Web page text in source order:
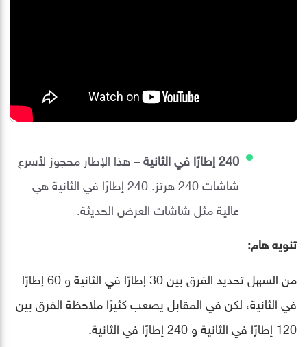
240 إطارًا في الثانية
– هذا الإطار محجوز لأسرع
شاشات 240 هرتز. 240 إطارًا في الثانية هي
عالية مثل شاشات العرض الحديثة.
تنويه هام:
من السهل تحديد الفرق بين 30 إطارًا في الثانية و 60 إطارًا
في الثانية، لكن في المقابل يصعب كثيرًا ملاحظة الفرق بين
120 إطارًا في الثانية و 240 إطارًا في الثانية.